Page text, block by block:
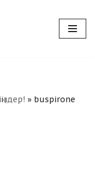
» buspirone